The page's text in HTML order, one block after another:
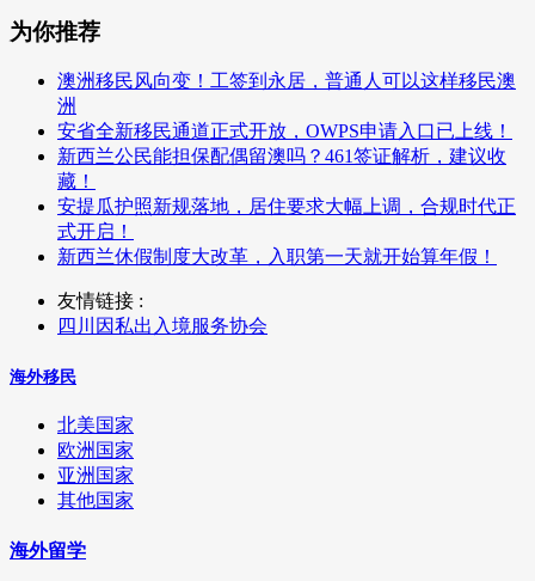
为你推荐
澳洲移民风向变！工签到永居，普通人可以这样移民澳
洲
安省全新移民通道正式开放，OWPS申请入口已上线！
新西兰公民能担保配偶留澳吗？461签证解析，建议收
藏！
安提瓜护照新规落地，居住要求大幅上调，合规时代正
式开启！
新西兰休假制度大改革，入职第一天就开始算年假！
友情链接 :
四川因私出入境服务协会
海外移民
北美国家
欧洲国家
亚洲国家
其他国家
海外留学